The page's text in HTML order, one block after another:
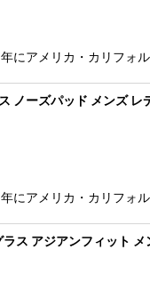
にアメリカ・カリフ
ーズパッド メンズ レ
にアメリカ・カリフ
アジアンフィット メ